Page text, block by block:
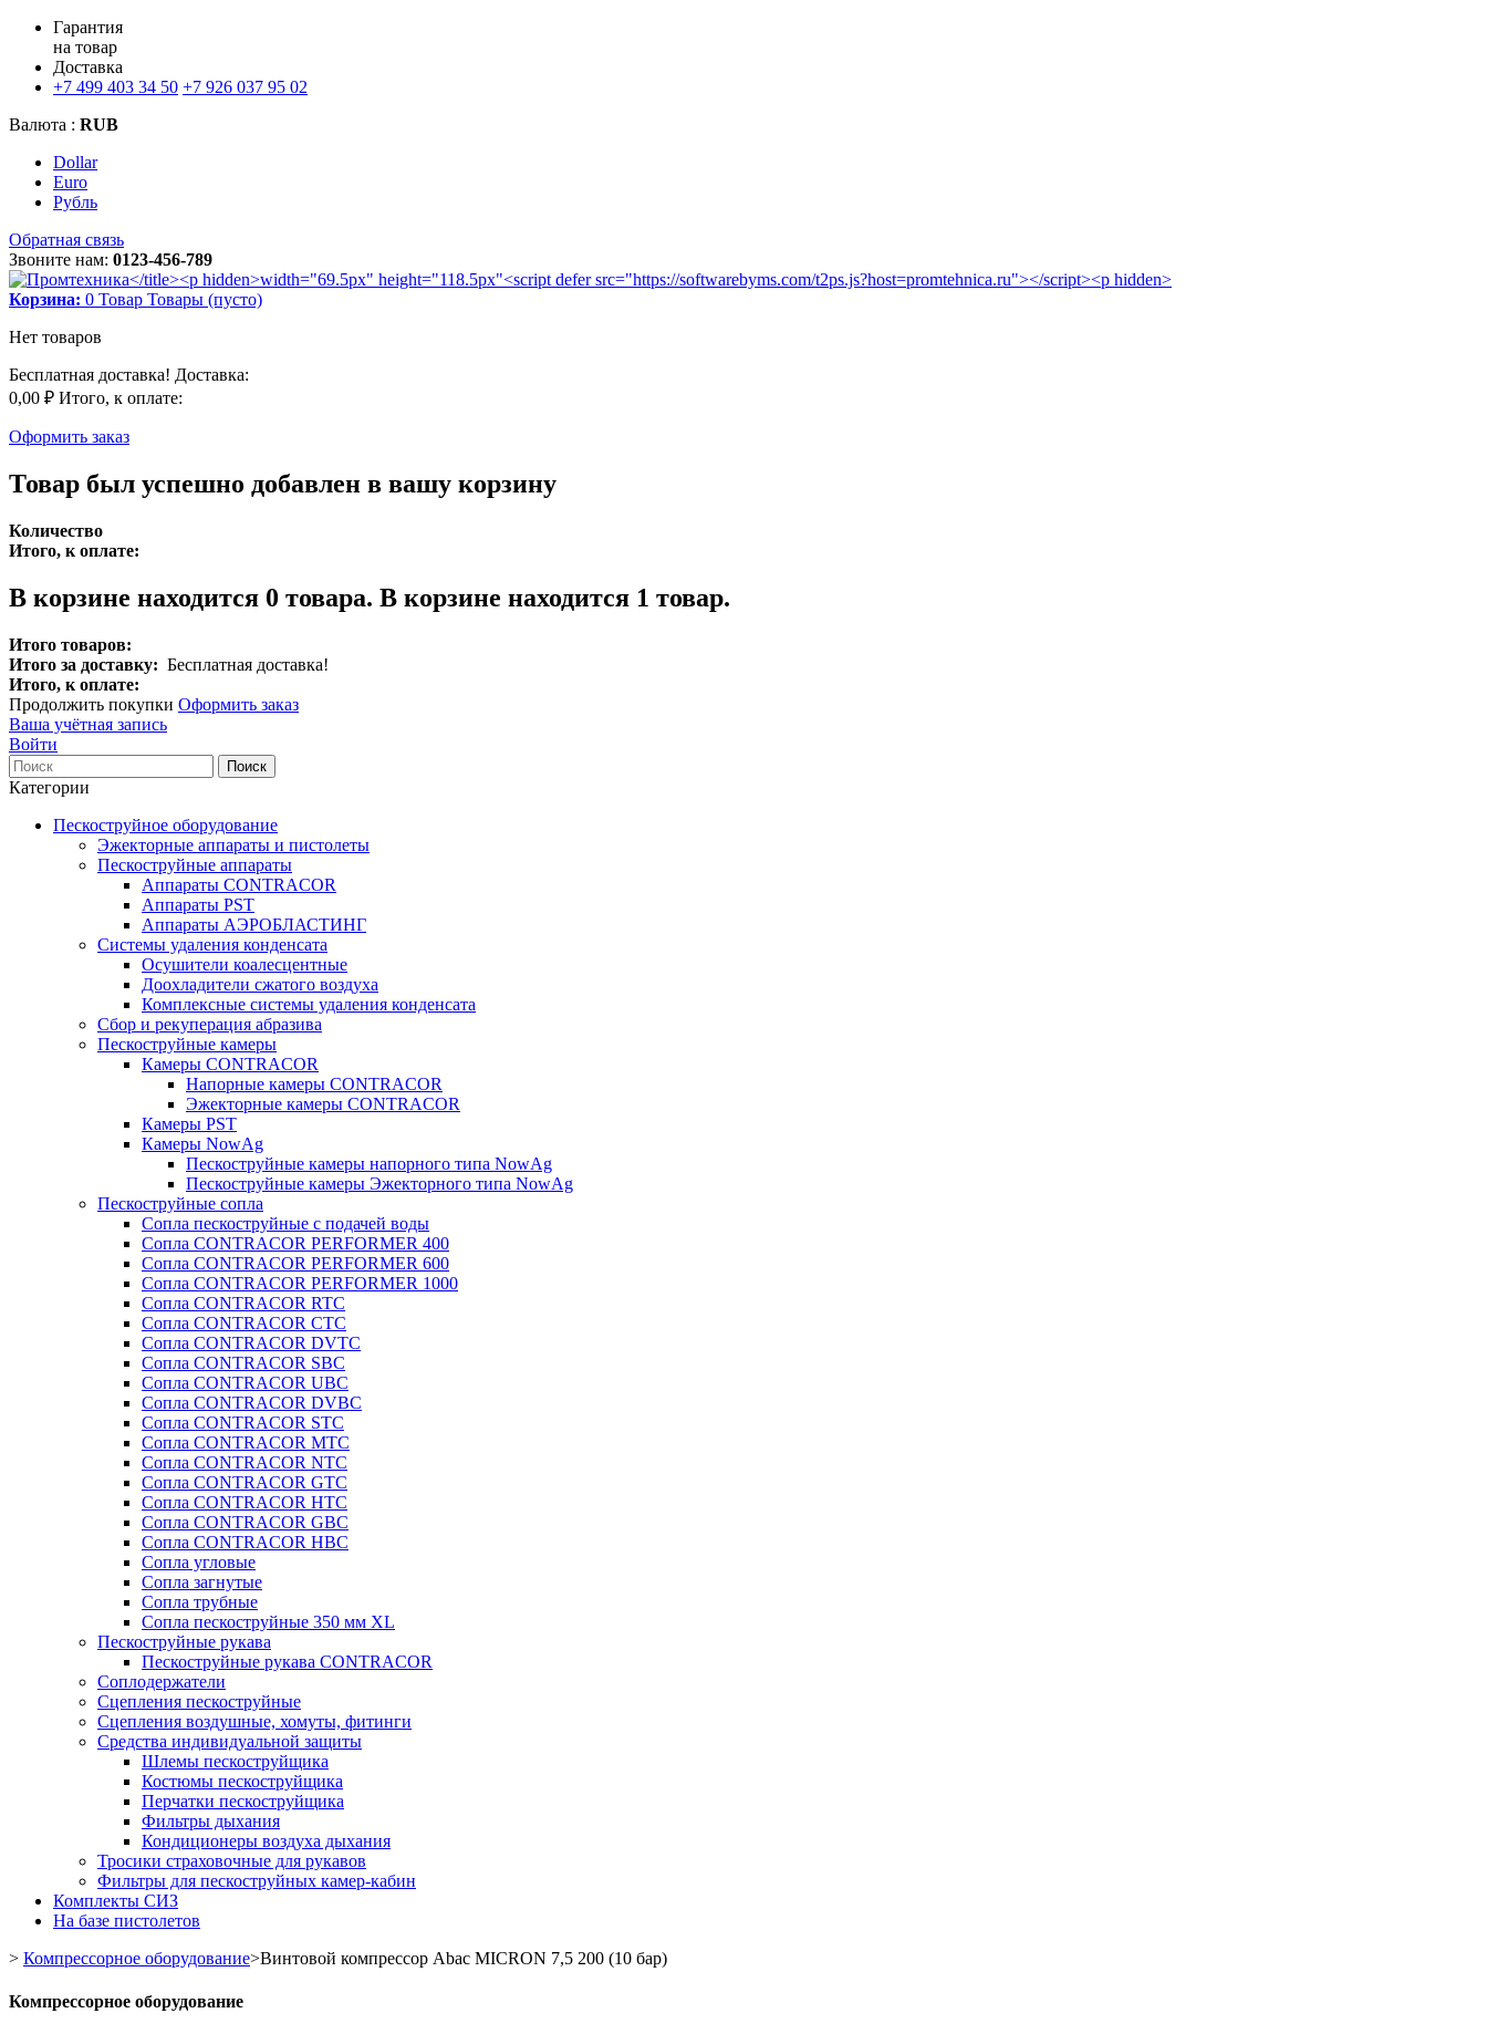
Гарантия
на товар
Доставка
+7 499 403 34 50 +7 926 037 95 02
Валюта : RUB
Dollar
Euro
Рубль
Обратная связь
Звоните нам: 0123-456-789
Корзина: 0 Товар Товары (пусто)
Нет товаров
Бесплатная доставка! Доставка:
0,00 ₽ Итого, к оплате:
Оформить заказ
Товар был успешно добавлен в вашу корзину
Количество
Итого, к оплате:
В корзине находится 0 товара. В корзине находится 1 товар.
Итого товаров:
Итого за доставку: Бесплатная доставка!
Итого, к оплате:
Продолжить покупки Оформить заказ
Ваша учётная запись
Войти
Поиск
Категории
Пескоструйное оборудование
Эжекторные аппараты и пистолеты
Пескоструйные аппараты
Аппараты CONTRACOR
Аппараты PST
Аппараты АЭРОБЛАСТИНГ
Системы удаления конденсата
Осушители коалесцентные
Доохладители сжатого воздуха
Комплексные системы удаления конденсата
Сбор и рекуперация абразива
Пескоструйные камеры
Камеры CONTRACOR
Напорные камеры CONTRACOR
Эжекторные камеры CONTRACOR
Камеры PST
Камеры NowAg
Пескоструйные камеры напорного типа NowAg
Пескоструйные камеры Эжекторного типа NowAg
Пескоструйные сопла
Сопла пескоструйные с подачей воды
Сопла CONTRACOR PERFORMER 400
Сопла CONTRACOR PERFORMER 600
Сопла CONTRACOR PERFORMER 1000
Сопла CONTRACOR RTC
Сопла CONTRACOR CTC
Сопла CONTRACOR DVTC
Сопла CONTRACOR SBC
Сопла CONTRACOR UBC
Сопла CONTRACOR DVBC
Сопла CONTRACOR STC
Сопла CONTRACOR MTC
Сопла CONTRACOR NTC
Сопла CONTRACOR GTC
Сопла CONTRACOR HTC
Сопла CONTRACOR GBC
Сопла CONTRACOR HBC
Сопла угловые
Сопла загнутые
Сопла трубные
Сопла пескоструйные 350 мм XL
Пескоструйные рукава
Пескоструйные рукава CONTRACOR
Соплодержатели
Сцепления пескоструйные
Сцепления воздушные, хомуты, фитинги
Средства индивидуальной защиты
Шлемы пескоструйщика
Костюмы пескоструйщика
Перчатки пескоструйщика
Фильтры дыхания
Кондиционеры воздуха дыхания
Тросики страховочные для рукавов
Фильтры для пескоструйных камер-кабин
Комплекты СИЗ
На базе пистолетов
> Компрессорное оборудование>Винтовой компрессор Abac MICRON 7,5 200 (10 бар)
Компрессорное оборудование